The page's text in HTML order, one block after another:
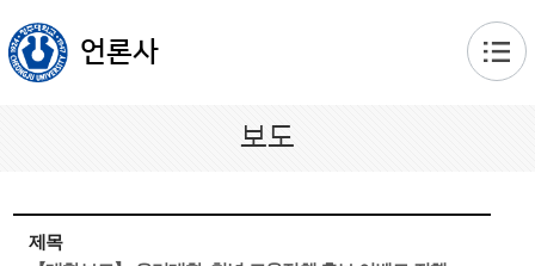
언론사
보도
제목